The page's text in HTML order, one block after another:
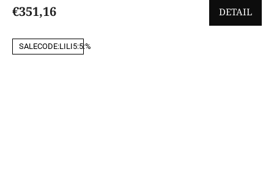
€351,16 DETAIL
SALECODE:LILI5:5:%